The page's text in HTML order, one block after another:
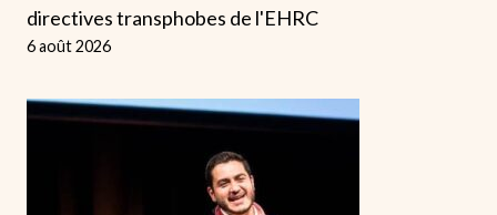
directives transphobes de l'EHRC
6 août 2026